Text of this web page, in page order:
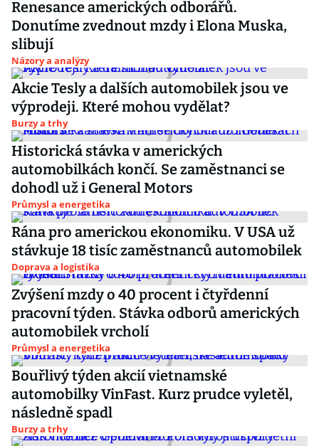
Renesance amerických odborářů.
Donutíme zvednout mzdy i Elona Muska,
slibují
Názory a analýzy
Akcie Tesly a dalších automobilek jsou ve
výprodeji. Které mohou vydělat?
Burzy a trhy
Historická stávka v amerických
automobilkách končí. Se zaměstnanci se
dohodl už i General Motors
Průmysl a energetika
Rána pro americkou ekonomiku. V USA už
stávkuje 18 tisíc zaměstnanců automobilek
Doprava a logistika
Zvýšení mzdy o 40 procent i čtyřdenní
pracovní týden. Stávka odborů amerických
automobilek vrcholí
Průmysl a energetika
Bouřlivý týden akcií vietnamské
automobilky VinFast. Kurz prudce vyletěl,
následně spadl
Burzy a trhy